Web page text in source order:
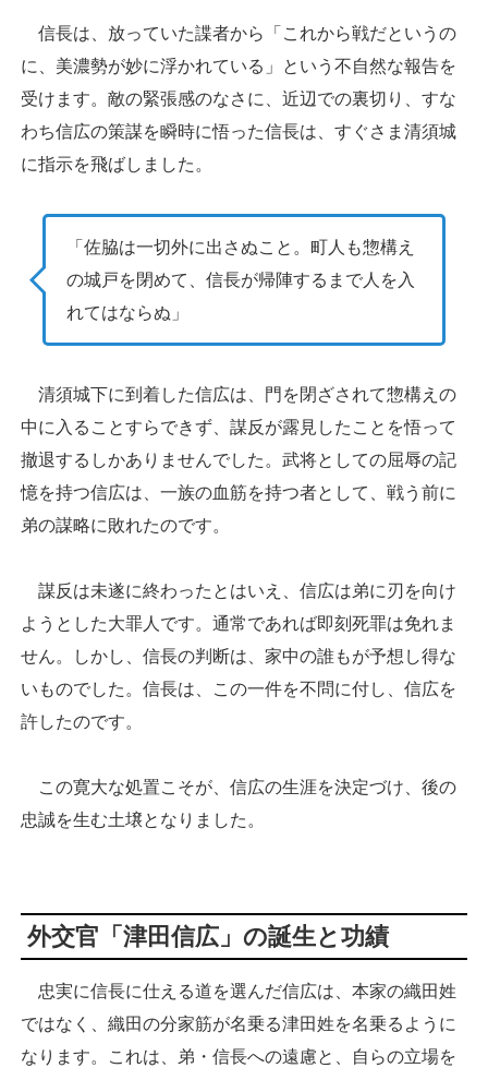
信長は、放っていた諜者から「これから戦だというの
に、美濃勢が妙に浮かれている」という不自然な報告を
受けます。敵の緊張感のなさに、近辺での裏切り、すな
わち信広の策謀を瞬時に悟った信長は、すぐさま清須城
に指示を飛ばしました。
「佐脇は一切外に出さぬこと。町人も惣構え
の城戸を閉めて、信長が帰陣するまで人を入
れてはならぬ」
清須城下に到着した信広は、門を閉ざされて惣構えの
中に入ることすらできず、謀反が露見したことを悟って
撤退するしかありませんでした。武将としての屈辱の記
憶を持つ信広は、一族の血筋を持つ者として、戦う前に
弟の謀略に敗れたのです。
謀反は未遂に終わったとはいえ、信広は弟に刃を向け
ようとした大罪人です。通常であれば即刻死罪は免れま
せん。しかし、信長の判断は、家中の誰もが予想し得な
いものでした。信長は、この一件を不問に付し、信広を
許したのです。
この寛大な処置こそが、信広の生涯を決定づけ、後の
忠誠を生む土壌となりました。
外交官「津田信広」の誕生と功績
忠実に信長に仕える道を選んだ信広は、本家の織田姓
ではなく、織田の分家筋が名乗る津田姓を名乗るように
なります。これは、弟・信長への遠慮と、自らの立場を